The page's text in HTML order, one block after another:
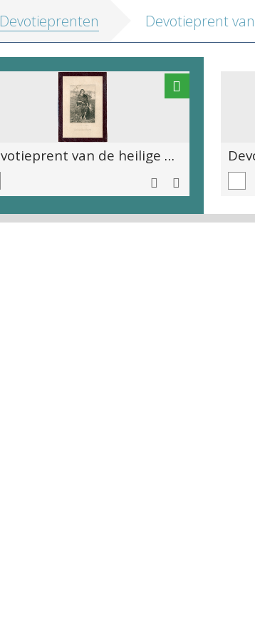
Devotieprenten
Devotieprent van de heilige Johannes de Doper